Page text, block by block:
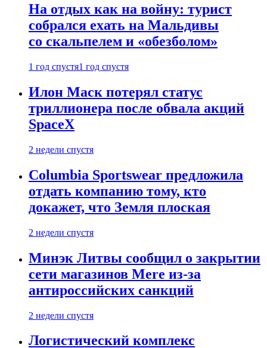
На отдых как на войну: турист
собрался ехать на Мальдивы
со скальпелем и «обезболом»
1 год спустя1 год спустя
Илон Маск потерял статус
триллионера после обвала акций
SpaceX
2 недели спустя
Columbia Sportswear предложила
отдать компанию тому, кто
докажет, что Земля плоская
2 недели спустя
Минэк Литвы сообщил о закрытии
сети магазинов Mere из-за
антироссийских санкций
2 недели спустя
Логистический комплекс